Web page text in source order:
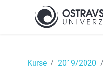
Zum Hauptinhalt
Kurse 2019/2020